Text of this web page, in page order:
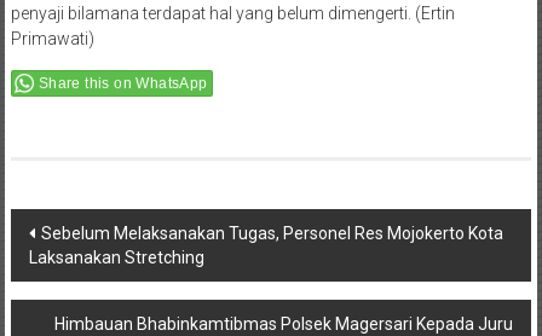
penyaji bilamana terdapat hal yang belum dimengerti. (Ertin
Primawati)
Share this on WhatsApp
Post
navigation
Sebelum Melaksanakan Tugas, Personel Res Mojokerto Kota
Laksanakan Stretching
Himbauan Bhabinkamtibmas Polsek Magersari Kepada Juru